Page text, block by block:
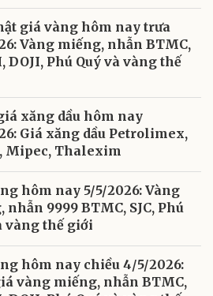
giá vàng hôm nay trưa
Vàng miếng, nhẫn BTMC,
DOJI, Phú Quý và vàng thế
xăng dầu hôm nay
Giá xăng dầu Petrolimex,
Mipec, Thalexim
hôm nay 5/5/2026: Vàng
nhẫn 9999 BTMC, SJC, Phú
vàng thế giới
hôm nay chiều 4/5/2026:
vàng miếng, nhẫn BTMC,